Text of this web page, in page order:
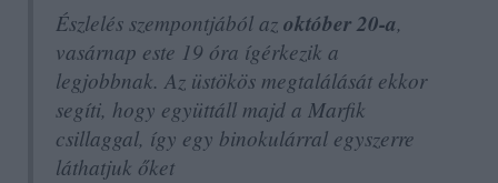
Észlelés szempontjából azoktóber 20-a,
vasárnap este 19 óra ígérkezik a
legjobbnak. Az üstökös megtalálását ekkor
segíti, hogy együttáll majd a Marfik
csillaggal, így egy binokulárral egyszerre
láthatjuk őket